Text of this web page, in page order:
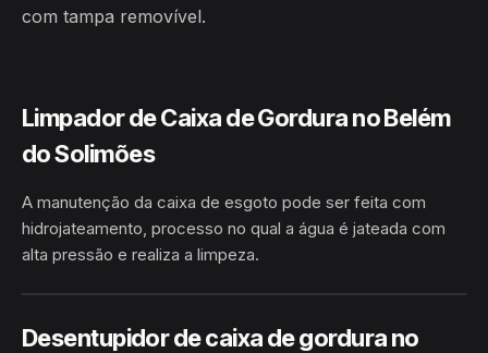
com tampa removível.
Limpador de Caixa de Gordura no Belém
do Solimões
A manutenção da caixa de esgoto pode ser feita com
hidrojateamento, processo no qual a água é jateada com
alta pressão e realiza a limpeza.
HIDROJATEAMENTO
BELÉM DO SOLIMÕES ·
Desentupidor de caixa de gordura no